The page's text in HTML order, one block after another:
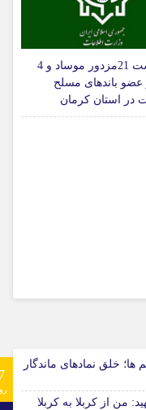
بازداشت 21مزدور موساد و 4
باندهای مسلح
در استان کرمان
خلق نمادهای ماندگار
من از کربلا به کربلا